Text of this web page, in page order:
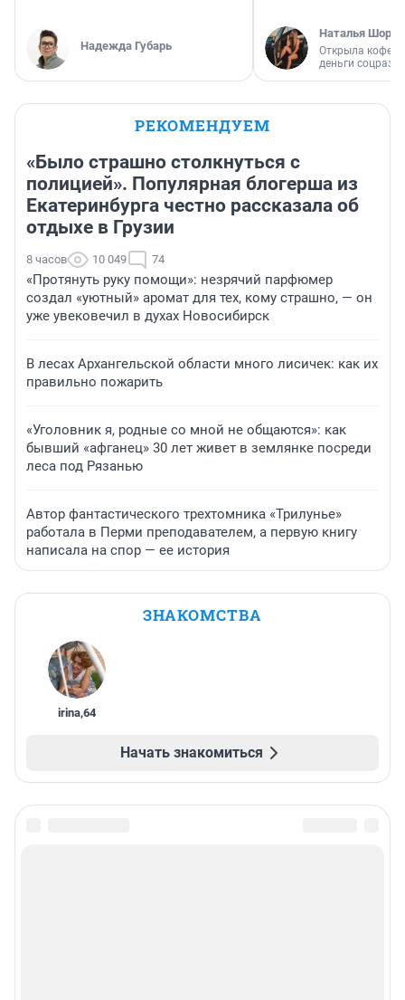
Надежда Губарь
Наталья
Открыла
деньги
РЕКОМЕНДУЕМ
«Было страшно столкнуться с
полицией». Популярная блогерша из
Екатеринбурга честно рассказала об
отдыхе в Грузии
8 часов 10 049 74
«Протянуть руку помощи»: незрячий парфюмер
создал «уютный» аромат для тех, кому страшно, — он
уже увековечил в духах Новосибирск
В лесах Архангельской области много лисичек: как их
правильно пожарить
«Уголовник я, родные со мной не общаются»: как
бывший «афганец» 30 лет живет в землянке посреди
леса под Рязанью
Автор фантастического трехтомника «Трилунье»
работала в Перми преподавателем, а первую книгу
написала на спор — ее история
ЗНАКОМСТВА
irina,64
Начать знакомиться